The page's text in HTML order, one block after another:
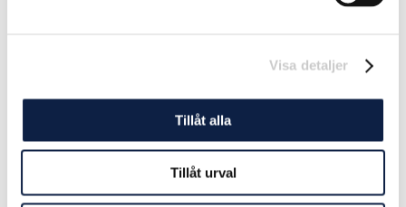
Visa detaljer
Tillåt alla
Tillåt urval